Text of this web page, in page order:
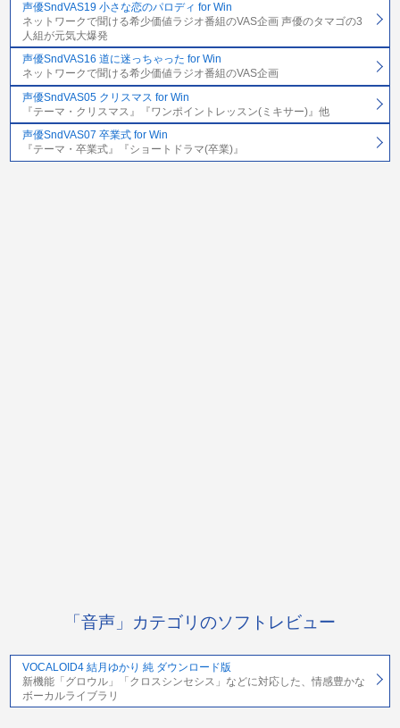
声優SndVAS19 小さな恋のパロディ for Win
ネットワークで聞ける希少価値ラジオ番組のVAS企画 声優のタマゴの3
人組が元気大爆発
声優SndVAS16 道に迷っちゃった for Win
ネットワークで聞ける希少価値ラジオ番組のVAS企画
声優SndVAS05 クリスマス for Win
『テーマ・クリスマス』『ワンポイントレッスン(ミキサー)』他
声優SndVAS07 卒業式 for Win
『テーマ・卒業式』『ショートドラマ(卒業)』
「音声」カテゴリのソフトレビュー
VOCALOID4 結月ゆかり 純 ダウンロード版
新機能「グロウル」「クロスシンセシス」などに対応した、情感豊かな
ボーカルライブラリ